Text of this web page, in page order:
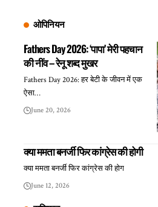
ओपिनियन
Fathers Day 2026: ‘पापा’ मेरी पहचान
की नींव – रेनू शब्द मुखर
Fathers Day 2026: हर बेटी के जीवन में एक
ऐसा…
June 20, 2026
क्या ममता बनर्जी फिर कांग्रेस की होगी
क्या ममता बनर्जी फिर कांग्रेस की होग
June 12, 2026